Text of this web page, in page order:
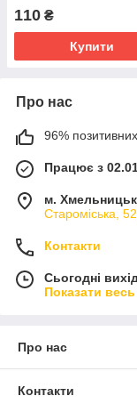
110 ₴
Купити
Про нас
96% позитивних
Працює з
м.
Староміська,
Контакти
Сьогодні
Показати
Про нас
Контакти